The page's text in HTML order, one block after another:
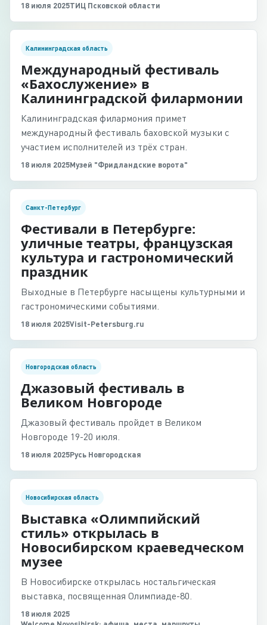
18 июля 2025ТИЦ Псковской области
Калининградская область
Международный фестиваль
«Бахослужение» в
Калининградской филармонии
Калининградская филармония примет
международный фестиваль баховской музыки с
участием исполнителей из трёх стран.
18 июля 2025Музей "Фридландские ворота"
Санкт-Петербург
Фестивали в Петербурге:
уличные театры, французская
культура и гастрономический
праздник
Выходные в Петербурге насыщены культурными и
гастрономическими событиями.
18 июля 2025Visit-Petersburg.ru
Новгородская область
Джазовый фестиваль в
Великом Новгороде
Джазовый фестиваль пройдет в Великом
Новгороде 19-20 июля.
18 июля 2025Русь Новгородская
Новосибирская область
Выставка «Олимпийский
стиль» открылась в
Новосибирском краеведческом
музее
В Новосибирске открылась ностальгическая
выставка, посвященная Олимпиаде-80.
18 июля 2025